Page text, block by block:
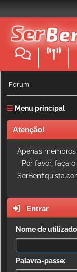
Fórum
Menu principal
Atenção!
Apenas
Por favor, faça
Entrar
Nome de
Palavra-passe: